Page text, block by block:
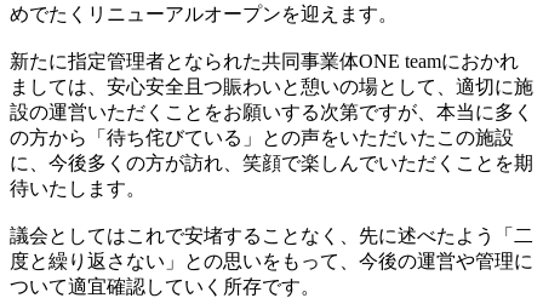
めでたくリニューアルオープンを迎えます。
新たに指定管理者となられた共同事業体ONE teamにおかれ
ましては、安心安全且つ賑わいと憩いの場として、適切に施
設の運営いただくことをお願いする次第ですが、本当に多く
の方から「待ち侘びている」との声をいただいたこの施設
に、今後多くの方が訪れ、笑顔で楽しんでいただくことを期
待いたします。
議会としてはこれで安堵することなく、先に述べたよう「二
度と繰り返さない」との思いをもって、今後の運営や管理に
ついて適宜確認していく所存です。